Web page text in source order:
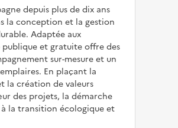
depuis plus de dix ans
la conception et la gestion
Adaptée aux
et gratuite offre des
sur-mesure et un
En plaçant la
la création de valeurs
des projets, la démarche
la transition écologique et